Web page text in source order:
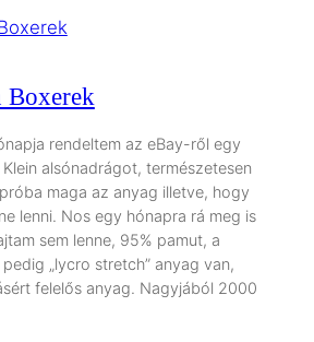
rendeltem az eBay-ről egy
alsónadrágot, természetesen
maga az anyag illetve, hogy
lenni. Nos egy hónapra rá meg is
sem lenne, 95% pamut, a
„lycro stretch” anyag van,
felelős anyag. Nagyjából 2000